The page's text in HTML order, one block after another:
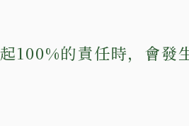
100%的責任時，會發